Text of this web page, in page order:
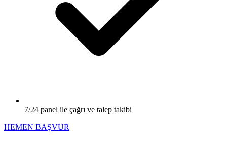
7/24 panel ile çağrı ve talep takibi
HEMEN BAŞVUR